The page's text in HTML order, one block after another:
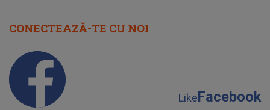
CONECTEAZĂ-TE CU NOI
LikeFacebook